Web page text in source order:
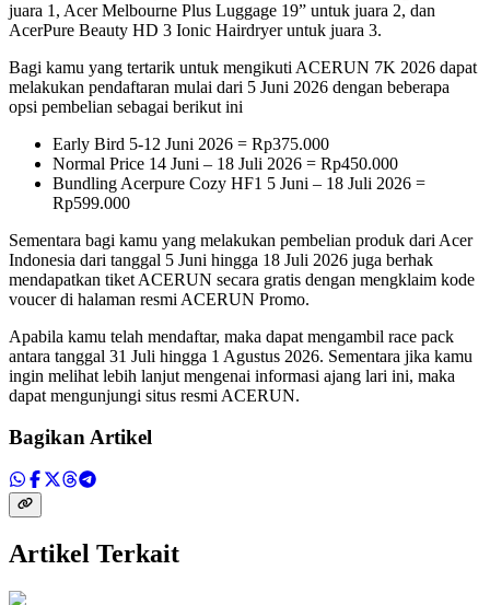
juara 1, Acer Melbourne Plus Luggage 19” untuk juara 2, dan
AcerPure Beauty HD 3 Ionic Hairdryer untuk juara 3.
Bagi kamu yang tertarik untuk mengikuti ACERUN 7K 2026 dapat
melakukan pendaftaran mulai dari 5 Juni 2026 dengan beberapa
opsi pembelian sebagai berikut ini
Early Bird 5-12 Juni 2026 = Rp375.000
Normal Price 14 Juni – 18 Juli 2026 = Rp450.000
Bundling Acerpure Cozy HF1 5 Juni – 18 Juli 2026 =
Rp599.000
Sementara bagi kamu yang melakukan pembelian produk dari Acer
Indonesia dari tanggal 5 Juni hingga 18 Juli 2026 juga berhak
mendapatkan tiket ACERUN secara gratis dengan mengklaim kode
voucer di halaman resmi ACERUN Promo.
Apabila kamu telah mendaftar, maka dapat mengambil race pack
antara tanggal 31 Juli hingga 1 Agustus 2026. Sementara jika kamu
ingin melihat lebih lanjut mengenai informasi ajang lari ini, maka
dapat mengunjungi situs resmi ACERUN.
Bagikan Artikel
Artikel Terkait